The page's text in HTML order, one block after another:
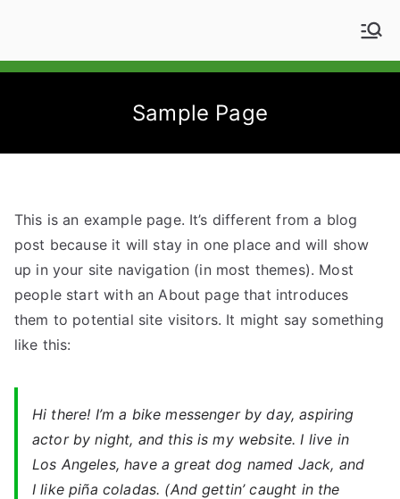
contenu
Amap'Yon
Sample Page
This is an example page. It’s different from a blog
post because it will stay in one place and will show
up in your site navigation (in most themes). Most
people start with an About page that introduces
them to potential site visitors. It might say something
like this:
Hi there! I’m a bike messenger by day, aspiring
actor by night, and this is my website. I live in
Los Angeles, have a great dog named Jack, and
I like piña coladas. (And gettin’ caught in the